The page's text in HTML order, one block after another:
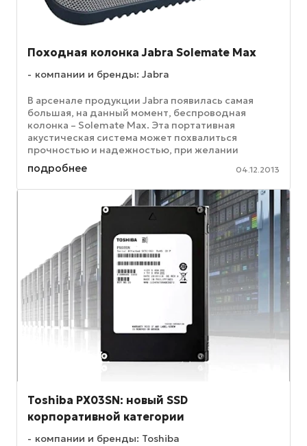
Походная колонка Jabra Solemate Max
компании и бренды: Jabra
В арсенале продукции Jabra появилась самая
большая, на данный момент, беспроводная
колонка – Solemate Max. Эта портативная
акустическая система может похвалиться
прочностью и надежностью, при желании
пользователи смогут брать ее как на работу, так и
...
подробнее 04.12.2013
Toshiba PX03SN: новый SSD
корпоративной категории
компании и бренды: Toshiba